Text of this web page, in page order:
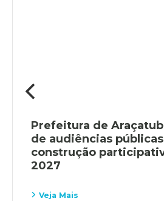
Prefeitura de
de audiências
construção
2027
Veja Mais